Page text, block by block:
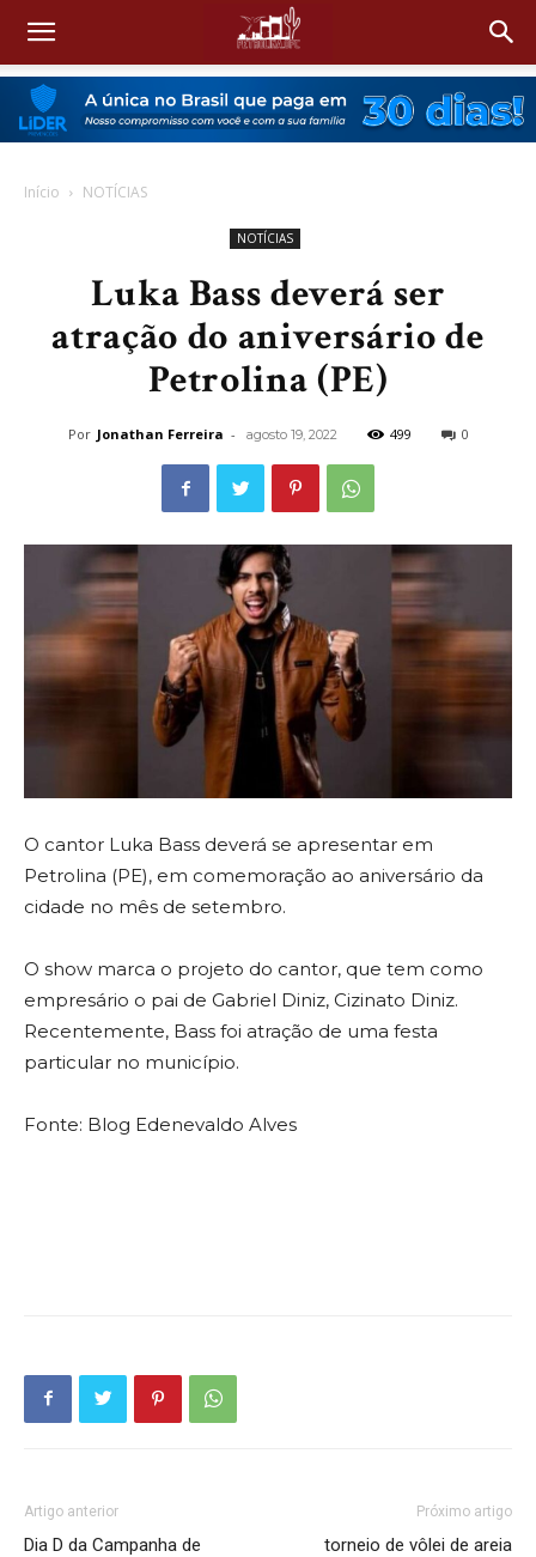
Início NOTÍCIAS
NOTÍCIAS
Luka Bass deverá ser
atração do aniversário de
Petrolina (PE)
Por Jonathan Ferreira - agosto 19, 2022 499 0
O cantor Luka Bass deverá se apresentar em
Petrolina (PE), em comemoração ao aniversário da
cidade no mês de setembro.
O show marca o projeto do cantor, que tem como
empresário o pai de Gabriel Diniz, Cizinato Diniz.
Recentemente, Bass foi atração de uma festa
particular no município.
Fonte: Blog Edenevaldo Alves
Artigo anterior
Dia D da Campanha de
Próximo artigo
torneio de vôlei de areia